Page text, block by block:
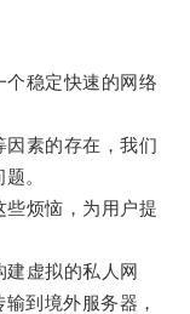
稳定快速的网络
素的存在，我们
。
烦恼，为用户提
虚拟的私人网
到境外服务器，